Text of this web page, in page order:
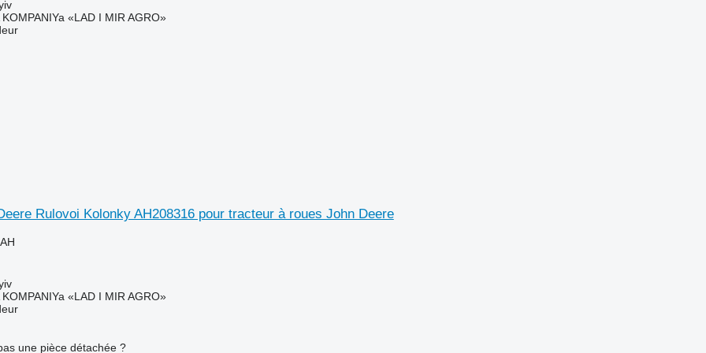
«LAD I MIR AGRO»
Rulovoi Kolonky AH208316 pour tracteur à roues John Deere
«LAD I MIR AGRO»
une pièce détachée ?